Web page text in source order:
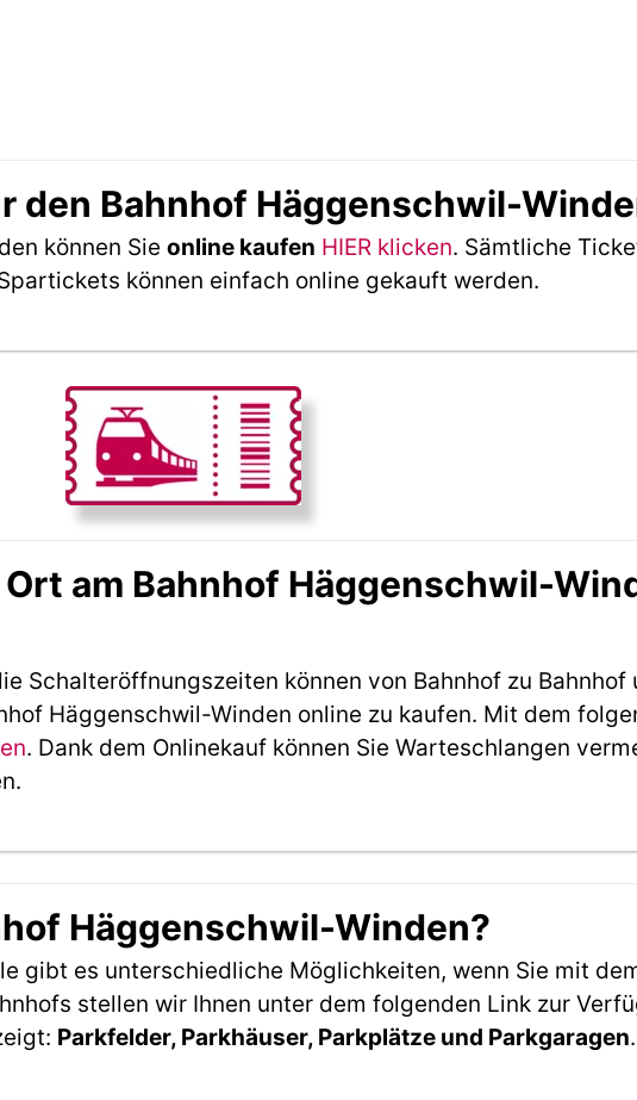
den Bahnhof Häggenschwil-
können Sie online kaufen HIER klicken. Sämtliche
können einfach online gekauft werden.
am Bahnhof Häggenschwil-
Schalteröffnungszeiten können von Bahnhof zu
Häggenschwil-Winden online zu kaufen. Mit dem
. Dank dem Onlinekauf können Sie Warteschlangen
Häggenschwil-Winden?
gibt es unterschiedliche Möglichkeiten, wenn Sie mit
stellen wir Ihnen unter dem folgenden Link zur
Parkfelder, Parkhäuser, Parkplätze und Parkgaragen.